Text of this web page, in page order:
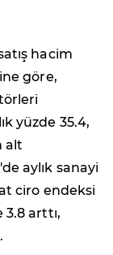
hacim
göre,
yüzde 35.4,
alt
aylık sanayi
ciro endeksi
arttı,